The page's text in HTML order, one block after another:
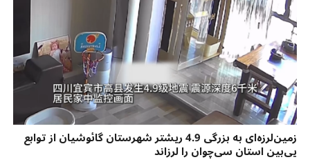
زمین‌لرزه‌ای به بزرگی 4.9 ریشتر شهرستان گائوشیان از توابع
یی‌بین استان سی‌چوان را لرزاند